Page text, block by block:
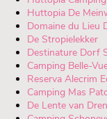
Huttopia De
Domaine du Lieu
De Stropielekker
Destinature Dorf
Camping Belle-
Reserva Alecrim
Camping Mas
De Lente van